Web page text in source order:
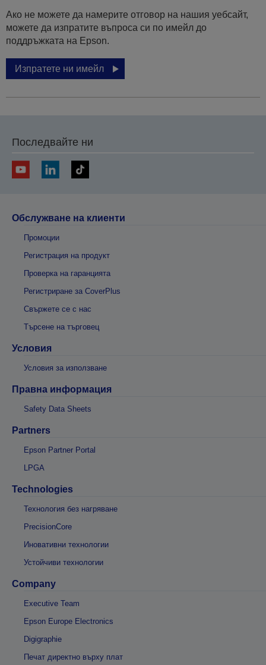
Ако не можете да намерите отговор на нашия уебсайт,
можете да изпратите въпроса си по имейл до
поддръжката на Epson.
Изпратете ни имейл
Последвайте ни
Обслужване на клиенти
Промоции
Регистрация на продукт
Проверка на гаранцията
Регистриране за CoverPlus
Свържете се с нас
Търсене на търговец
Условия
Условия за използване
Правна информация
Safety Data Sheets
Partners
Epson Partner Portal
LPGA
Technologies
Технология без нагряване
PrecisionCore
Иновативни технологии
Устойчиви технологии
Company
Executive Team
Epson Europe Electronics
Digigraphie
Печат директно върху плат